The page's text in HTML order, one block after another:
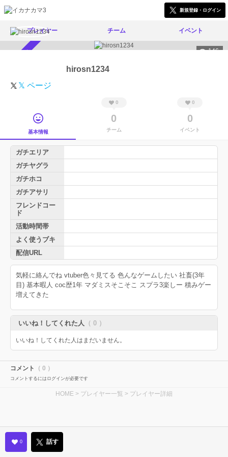
新規登録・ログイン
プレイヤー チーム イベント
146
hirosn1234
𝕏 ページ
基本情報
0
0
チーム
0
0
イベント
ガチエリア
ガチヤグラ
ガチホコ
ガチアサリ
フレンドコー
ド
活動時間帯
よく使うブキ
配信URL
気軽に絡んでね vtuber色々見てる︎︎ 色んなゲームしたい 社畜(3年
目) 基本暇人 coc歴1年 マダミスそこそこ スプラ3楽しー 積みゲー
増えてきた
いいね！してくれた人 （ 0 ）
いいね！してくれた人はまだいません。
コメント （ 0 ）
コメントするにはログインが必要です
HOME > プレイヤー一覧 > プレイヤー詳細
0 話す